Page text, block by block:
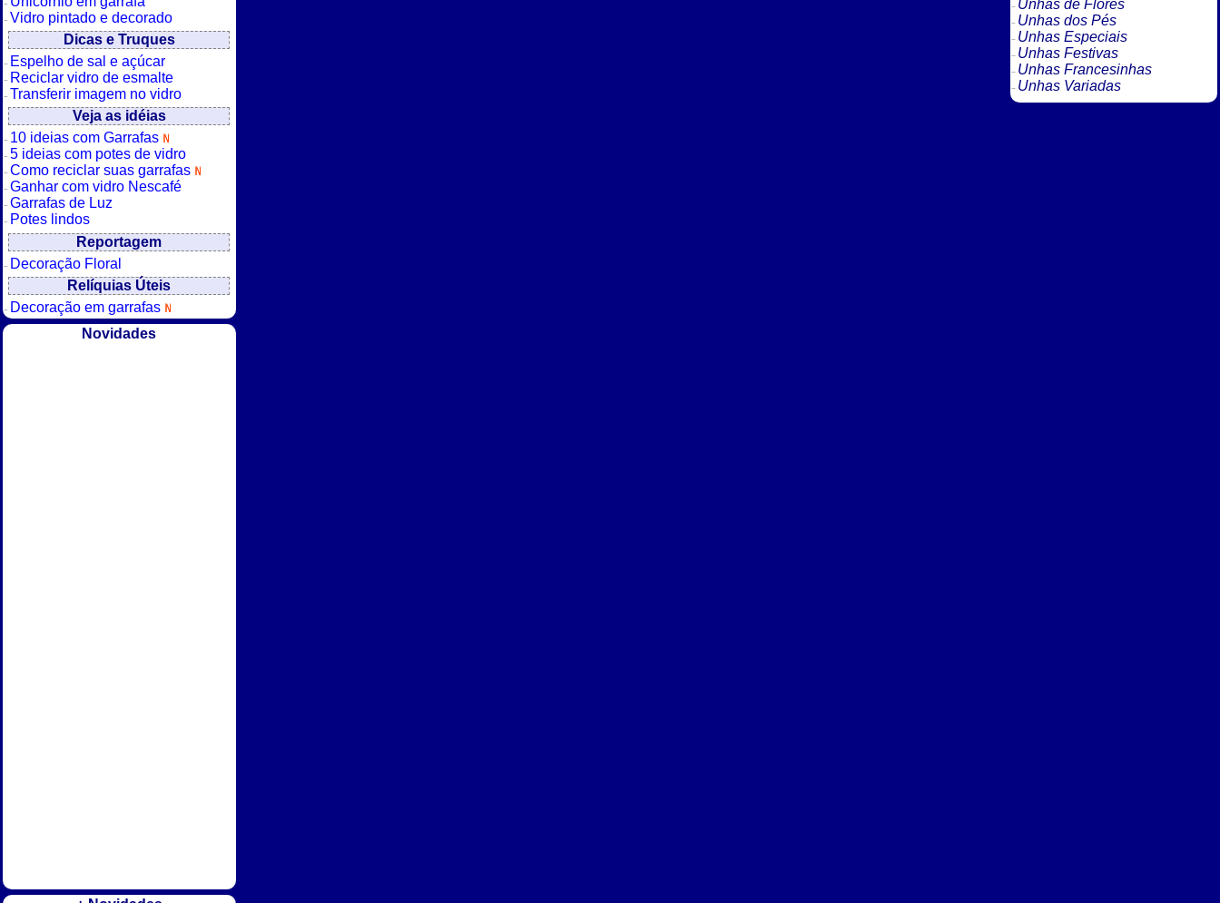
Vidro pintado e decorado
Dicas e Truques
Espelho de sal e açúcar
Reciclar vidro de esmalte
Transferir imagem no vidro
Veja as idéias
10 ideias com Garrafas
5 ideias com potes de vidro
Como reciclar suas garrafas
Ganhar com vidro Nescafé
Garrafas de Luz
Potes lindos
Reportagem
Decoração Floral
Relíquias Úteis
Decoração em garrafas
Novidades
Unhas de Flores
Unhas dos Pés
Unhas Especiais
Unhas Festivas
Unhas Francesinhas
Unhas Variadas